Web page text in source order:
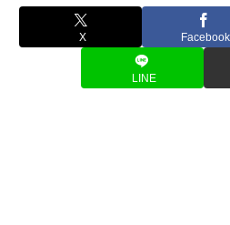
X Facebook
LINE